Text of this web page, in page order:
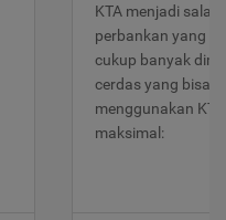
KTA menjadi
perbankan yang
cukup banyak
cerdas yang bisa
menggunakan
maksimal: